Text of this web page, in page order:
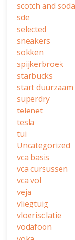
scotch and soda
sde
selected
sneakers
sokken
spijkerbroek
starbucks
start duurzaam
superdry
telenet
tesla
tui
Uncategorized
vca basis
vca cursussen
vca vol
veja
vliegtuig
vloerisolatie
vodafoon